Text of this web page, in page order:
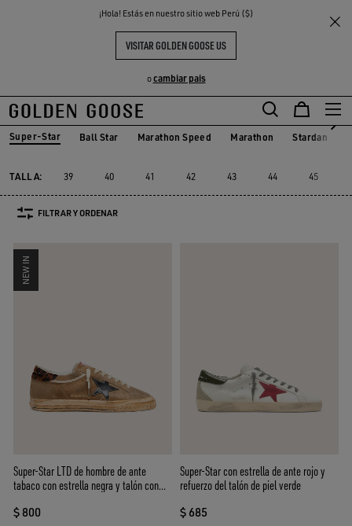
¡Hola! Estás en nuestro sitio web Perú ($)
VISITAR GOLDEN GOOSE US
ocambiar pais
THE
COMMUNITY
Sneakers Super-Star
SUPER-STAR HOMBRE
Super-Star Ball Star Marathon Speed Marathon Stardan
TALLA: 39 40 41 42 43 44 45
FILTRAR Y ORDENAR
NEW IN
Super-Star LTD de hombre de ante
tabaco con estrella negra y talón con
$ 800
Super-Star con estrella de ante rojo y
refuerzo del talón de piel verde
$ 685